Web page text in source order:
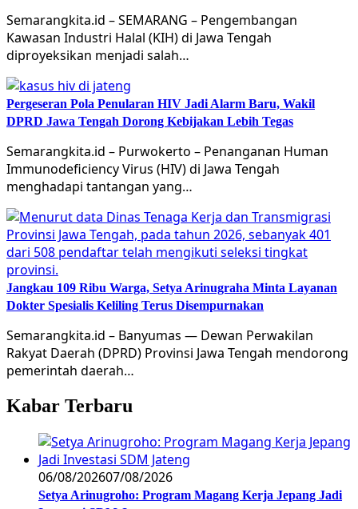
Semarangkita.id – SEMARANG – Pengembangan
Kawasan Industri Halal (KIH) di Jawa Tengah
diproyeksikan menjadi salah…
Pergeseran Pola Penularan HIV Jadi Alarm Baru, Wakil
DPRD Jawa Tengah Dorong Kebijakan Lebih Tegas
Semarangkita.id – Purwokerto – Penanganan Human
Immunodeficiency Virus (HIV) di Jawa Tengah
menghadapi tantangan yang…
Jangkau 109 Ribu Warga, Setya Arinugraha Minta Layanan
Dokter Spesialis Keliling Terus Disempurnakan
Semarangkita.id – Banyumas — Dewan Perwakilan
Rakyat Daerah (DPRD) Provinsi Jawa Tengah mendorong
pemerintah daerah…
Kabar Terbaru
06/08/202607/08/2026
Setya Arinugroho: Program Magang Kerja Jepang Jadi